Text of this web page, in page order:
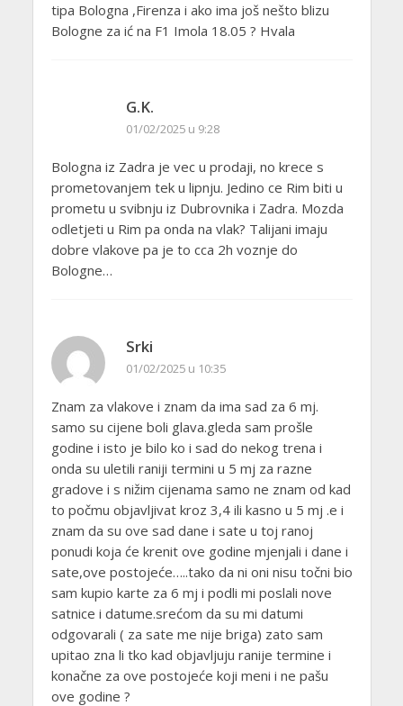
tipa Bologna ,Firenza i ako ima još nešto blizu
Bologne za ić na F1 Imola 18.05 ? Hvala
G.K.
01/02/2025 u 9:28
Bologna iz Zadra je vec u prodaji, no krece s
prometovanjem tek u lipnju. Jedino ce Rim biti u
prometu u svibnju iz Dubrovnika i Zadra. Mozda
odletjeti u Rim pa onda na vlak? Talijani imaju
dobre vlakove pa je to cca 2h voznje do
Bologne…
Srki
01/02/2025 u 10:35
Znam za vlakove i znam da ima sad za 6 mj.
samo su cijene boli glava.gleda sam prošle
godine i isto je bilo ko i sad do nekog trena i
onda su uletili raniji termini u 5 mj za razne
gradove i s nižim cijenama samo ne znam od kad
to počmu objavljivat kroz 3,4 ili kasno u 5 mj .e i
znam da su ove sad dane i sate u toj ranoj
ponudi koja će krenit ove godine mjenjali i dane i
sate,ove postojeće…..tako da ni oni nisu točni bio
sam kupio karte za 6 mj i podli mi poslali nove
satnice i datume.srećom da su mi datumi
odgovarali ( za sate me nije briga) zato sam
upitao zna li tko kad objavljuju ranije termine i
konačne za ove postojeće koji meni i ne pašu
ove godine ?